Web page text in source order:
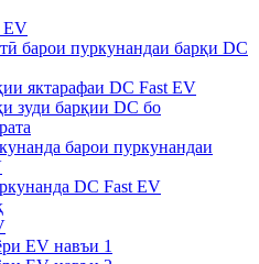
EV
барои пуркунандаи барқи DC
яктарафаи DC Fast EV
зуди барқии DC бо
барои пуркунандаи
DC Fast EV
EV навъи 1